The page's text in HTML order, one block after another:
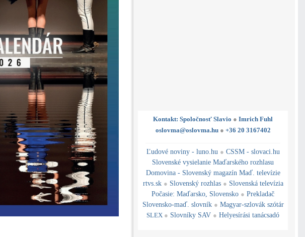
Kontakt: Spoločnosť Slavio ● Imrich Fuhl
oslovma@oslovma.hu ● +36 20 3167402
Ľudové noviny - luno.hu ● CSSM - slovaci.hu
Slovenské vysielanie Maďarského rozhlasu
Domovina - Slovenský magazín Maď. televízie
rtvs.sk ● Slovenský rozhlas ● Slovenská televízia
Počasie: Maďarsko, Slovensko ● Prekladač
Slovensko-maď. slovník ● Magyar-szlovák szótár
SLEX ● Slovníky SAV ● Helyesírási tanácsadó